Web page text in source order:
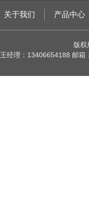
关于我们 产品中心
版
王经理：13406654188 邮箱